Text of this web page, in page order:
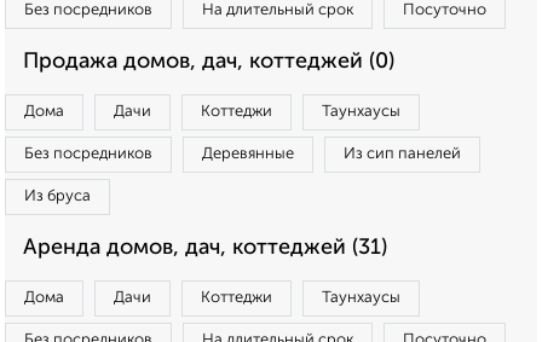
Без посредников На длительный срок Посуточно
Продажа домов, дач, коттеджей (0)
Дома Дачи Коттеджи Таунхаусы
Без посредников Деревянные Из сип панелей
Из бруса
Аренда домов, дач, коттеджей (31)
Дома Дачи Коттеджи Таунхаусы